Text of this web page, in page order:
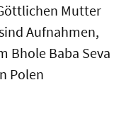
Mutter
Aufnahmen,
Bhole Baba Seva
Polen